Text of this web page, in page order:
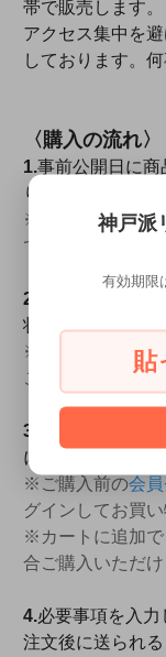
帯で販売します。
アクセス集中を
しております。
〈購入の流れ〉
1.事前公開日に商
り「
※販売時刻までは
できません。
2.
状態になります。
※公開後すぐ完売
こともございま
3.
複数在庫があ
に入れてください
※ご購入前の会
グインしてお買い
※カートに追加で
合ご購入いただけ
4.必要事項を入力
注文後に送られ
神戸派
有効期限
貼